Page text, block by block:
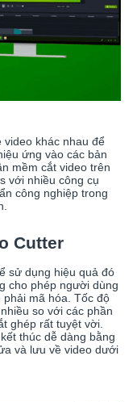
video khác nhau để
ứng vào các bản
mềm cắt video trên
với nhiều công cụ
công nghiệp trong
Cutter
sử dụng hiệu quả đó
cho phép người dùng
mã hóa. Tốc độ
so với các phần
ghép rất tuyệt vời.
thúc dễ dàng bằng
và lưu về video dưới